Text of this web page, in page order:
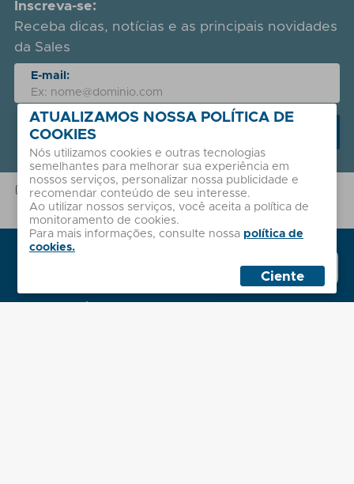
Inscreva-se:
Receba dicas, notícias e as principais novidades
da Sales
E-mail:
A Sales coleta seu e-mail para envio de nossas dicas e novidades.
Este dado não é compartilhado com terceiros e garantimos sua
segurança com base em nossaPolítica de Privacidade.
Institucional
Sales
ATUALIZAMOS NOSSA POLÍTICA DE
COOKIES
Nós utilizamos cookies e outras tecnologias
semelhantes para melhorar sua experiência em
nossos serviços, personalizar nossa publicidade e
recomendar conteúdo de seu interesse.
Ao utilizar nossos serviços, você aceita a política de
monitoramento de cookies.
Para mais informações, consulte nossa política de
cookies.
Ciente